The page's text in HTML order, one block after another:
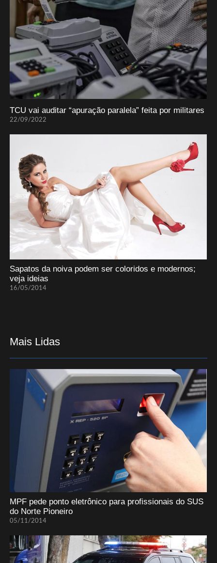
TCU vai auditar “apuração paralela” feita por militares
22/09/2022
Sapatos da noiva podem ser coloridos e modernos;
veja ideias
16/05/2014
Mais Lidas
MPF pede ponto eletrônico para profissionais do SUS
do Norte Pioneiro
05/11/2014